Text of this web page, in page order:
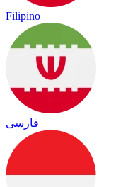
Filipino
فارسی